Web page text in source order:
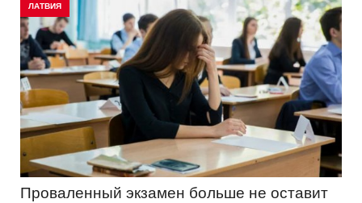
ЛАТВИЯ
Проваленный экзамен больше не оставит